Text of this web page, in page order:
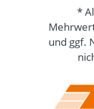
*
und ggf.